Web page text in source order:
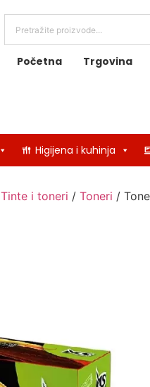
Početna Trgovina
Higijena i kuhinja
Tinte i toneri / Toneri /